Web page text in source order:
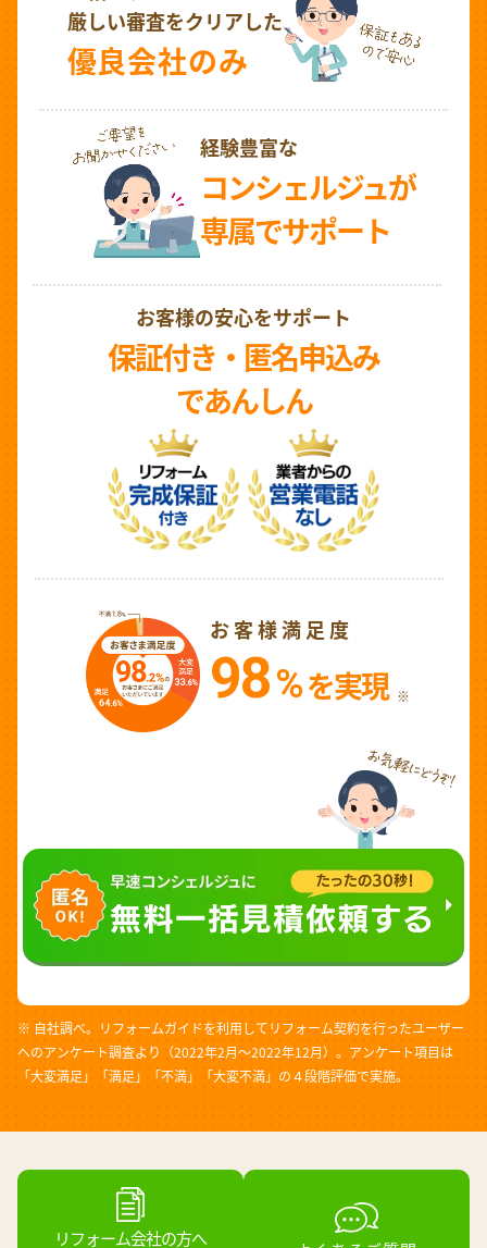
厳しい審査をクリアした
優良会社のみ
経験豊富な
コンシェルジュが
専属でサポート
お客様の安心をサポート
保証付き・匿名申込み
であんしん
お客様満足度
98%を実現 ※
※ 自社調べ。リフォームガイドを利用してリフォーム契約を行ったユーザー
へのアンケート調査より（2022年2月～2022年12月）。アンケート項目は
「大変満足」「満足」「不満」「大変不満」の４段階評価で実施。
リフォーム会社の方へ